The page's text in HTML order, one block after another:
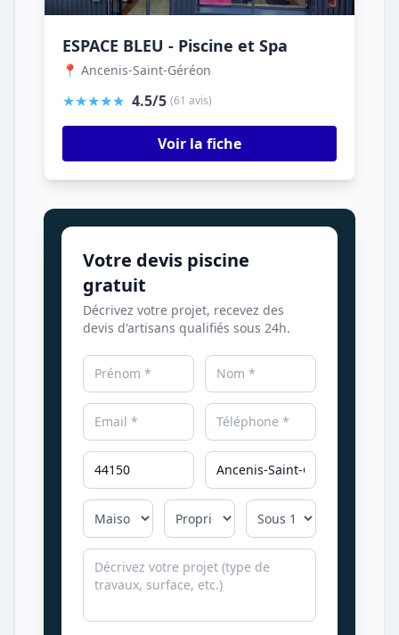
ESPACE BLEU - Piscine et Spa
📍 Ancenis-Saint-Géréon
★★★★★ 4.5/5 (61 avis)
Voir la fiche
Votre devis piscine
gratuit
Décrivez votre projet, recevez des
devis d'artisans qualifiés sous 24h.